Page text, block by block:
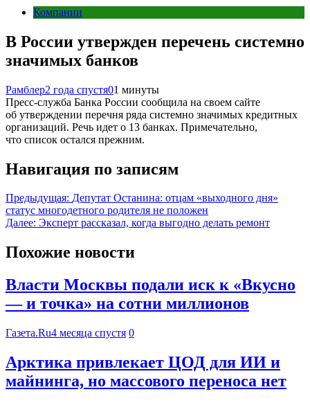
Компании
В России утвержден перечень системно
значимых банков
Рамблер2 года спустя01 минуты
Пресс-служба Банка России сообщила на своем сайте
об утверждении перечня ряда системно значимых кредитных
организаций. Речь идет о 13 банках. Примечательно,
что список остался прежним.
Навигация по записям
Предыдущая: Депутат Останина: отцам «выходного дня»
статус многодетного родителя не положен
Далее: Эксперт рассказал, когда выгодно делать ремонт
Похожие новости
Власти Москвы подали иск к «Вкусно
— и точка» на сотни миллионов
Газета.Ru4 месяца спустя 0
Арктика привлекает ЦОД для ИИ и
майнинга, но массового переноса нет